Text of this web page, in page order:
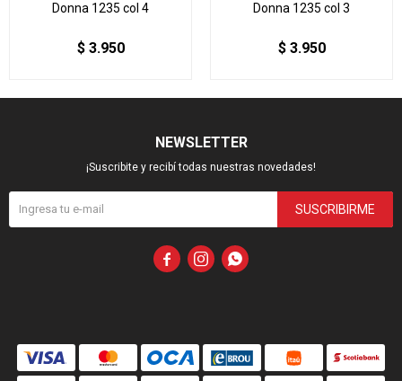
Donna 1235 col 4
$ 3.950
Donna 1235 col 3
$ 3.950
NEWSLETTER
¡Suscribite y recibí todas nuestras novedades!
SUSCRIBIRME
  